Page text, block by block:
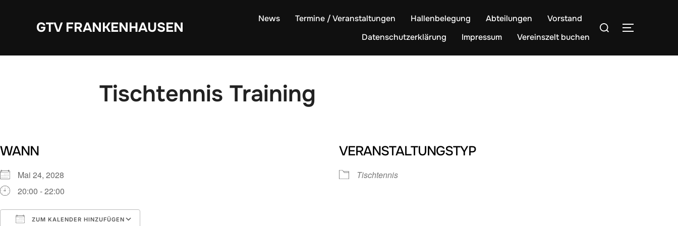
GTV FRANKENHAUSEN
News Termine / Veranstaltungen Hallenbelegung Abteilungen
Vorstand
Datenschutzerklärung
Impressum Vereinszelt buchen
Suchen
Tischtennis Training
WANN
Mai 24, 2028
20:00 - 22:00
ZUM KALENDER HINZUFÜGEN
VERANSTALTUNGSTYP
Tischtennis